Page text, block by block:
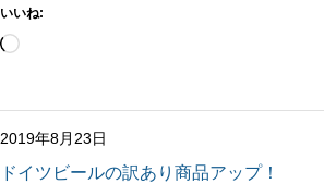
いいね:
読
み
中…
2019年8月23日
ドイツビールの訳あり商品アップ！